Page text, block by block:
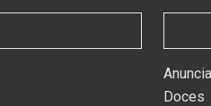
Doces